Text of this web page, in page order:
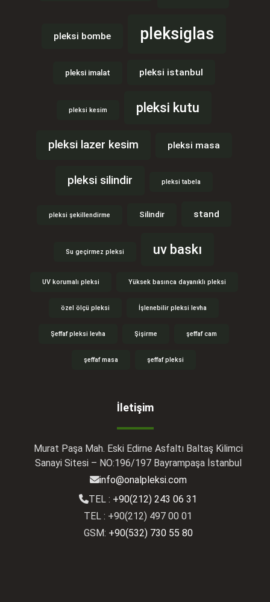
pleksi bombe pleksiglas
pleksi imalat pleksi istanbul
pleksi kesim pleksi kutu
pleksi lazer kesim pleksi masa
pleksi silindir pleksi tabela
pleksi şekillendirme Silindir stand
Su geçirmez pleksi uv baskı
UV korumalı pleksi Yüksek basınca dayanıklı pleksi
özel ölçü pleksi İşlenebilir pleksi levha
Şeffaf pleksi levha Şişirme şeffaf cam
şeffaf masa şeffaf pleksi
İletişim
Murat Paşa Mah. Eski Edirne Asfaltı Baltaş Kilimci
Sanayi Sitesi – NO:196/197 Bayrampaşa İstanbul
info@onalpleksi.com
TEL : +90(212) 243 06 31
TEL : +90(212) 497 00 01
GSM: +90(532) 730 55 80